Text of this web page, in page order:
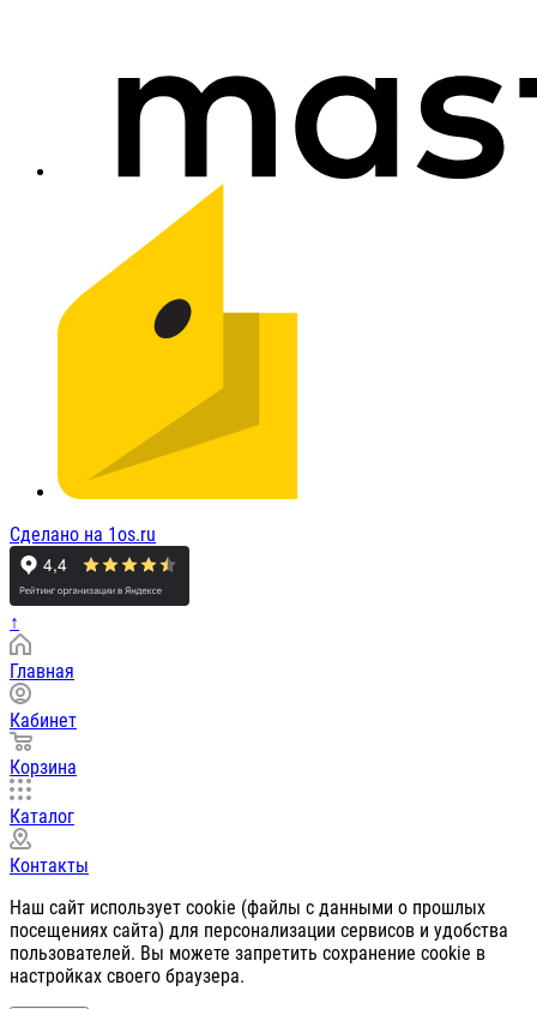
Сделано на 1os.ru
↑
Главная
Кабинет
Корзина
Каталог
Контакты
Наш сайт использует cookie (файлы с данными о прошлых
посещениях сайта) для персонализации сервисов и удобства
пользователей. Вы можете запретить сохранение cookie в
настройках своего браузера.